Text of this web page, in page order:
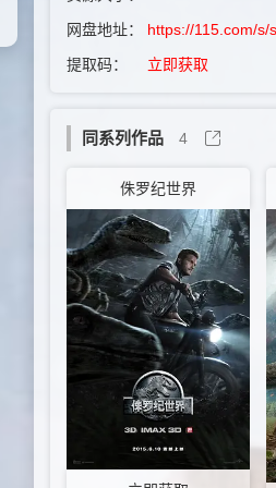
网盘地址：
https://115.com/s/
提取码：
立即获取
同系列作品 4
侏罗纪世界